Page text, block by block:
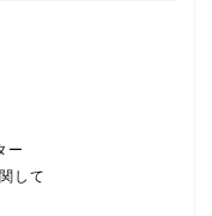
ー
して